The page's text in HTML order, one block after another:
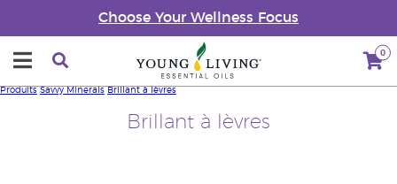
Choose Your Wellness Focus
0
Brillant à lèvres
Produits Savvy Minerals Brillant à lèvres